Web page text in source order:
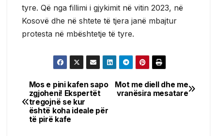
tyre. Që nga fillimi i gjykimit në vitin 2023, në
Kosovë dhe në shtete të tjera janë mbajtur
protesta në mbështetje të tyre.
Post
navigation
Mot me diell dhe me
vranësira mesatare
Mos e pini kafen sapo
zgjoheni! Ekspertët
tregojnë se kur
është koha ideale për
të pirë kafe